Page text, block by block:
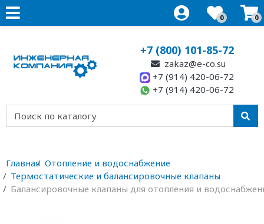
0 0
+7 (800) 101-85-72
zakaz@e-co.su
+7 (914) 420-06-72
+7 (914) 420-06-72
Главная Отопление и водоснабжение
Термостатические и балансировочные клапаны
Балансировочные клапаны для отопления и